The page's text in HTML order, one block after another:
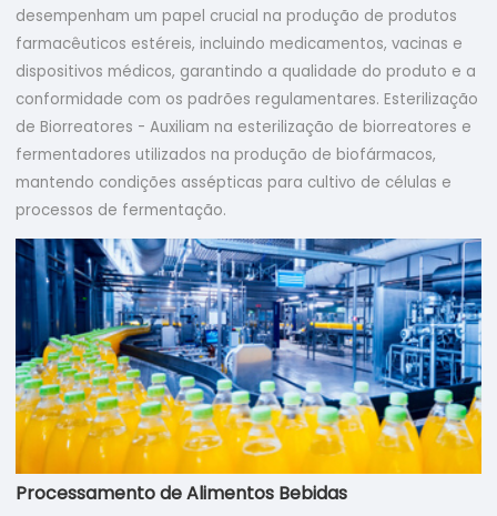
desempenham um papel crucial na produção de produtos
farmacêuticos estéreis, incluindo medicamentos, vacinas e
dispositivos médicos, garantindo a qualidade do produto e a
conformidade com os padrões regulamentares. Esterilização
de Biorreatores - Auxiliam na esterilização de biorreatores e
fermentadores utilizados na produção de biofármacos,
mantendo condições assépticas para cultivo de células e
processos de fermentação.
Processamento de Alimentos Bebidas